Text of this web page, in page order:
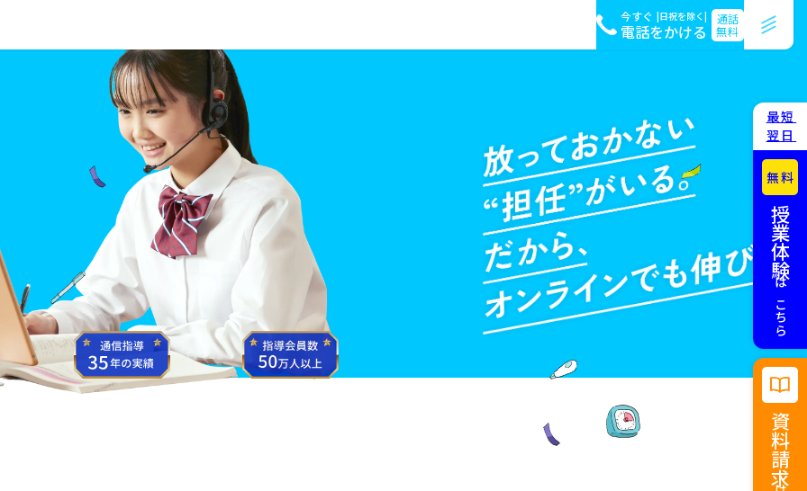
今すぐ |日祝を除く|
電話をかける
通話
無料
最短
翌日
無料
授業体験
はこちら
資料請求